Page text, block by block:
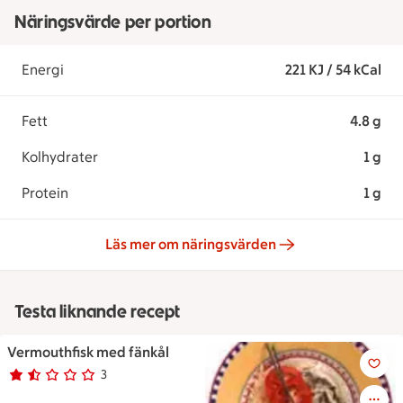
Näringsvärde per portion
Energi 221 KJ / 54 kCal
Fett 4.8 g
Kolhydrater 1 g
Protein 1 g
Läs mer om näringsvärden
Testa liknande recept
Vermouthfisk med fänkål
Betyg 1.7 av 5. 3
3 personer har röstat
Vermouthfisk med fänkål